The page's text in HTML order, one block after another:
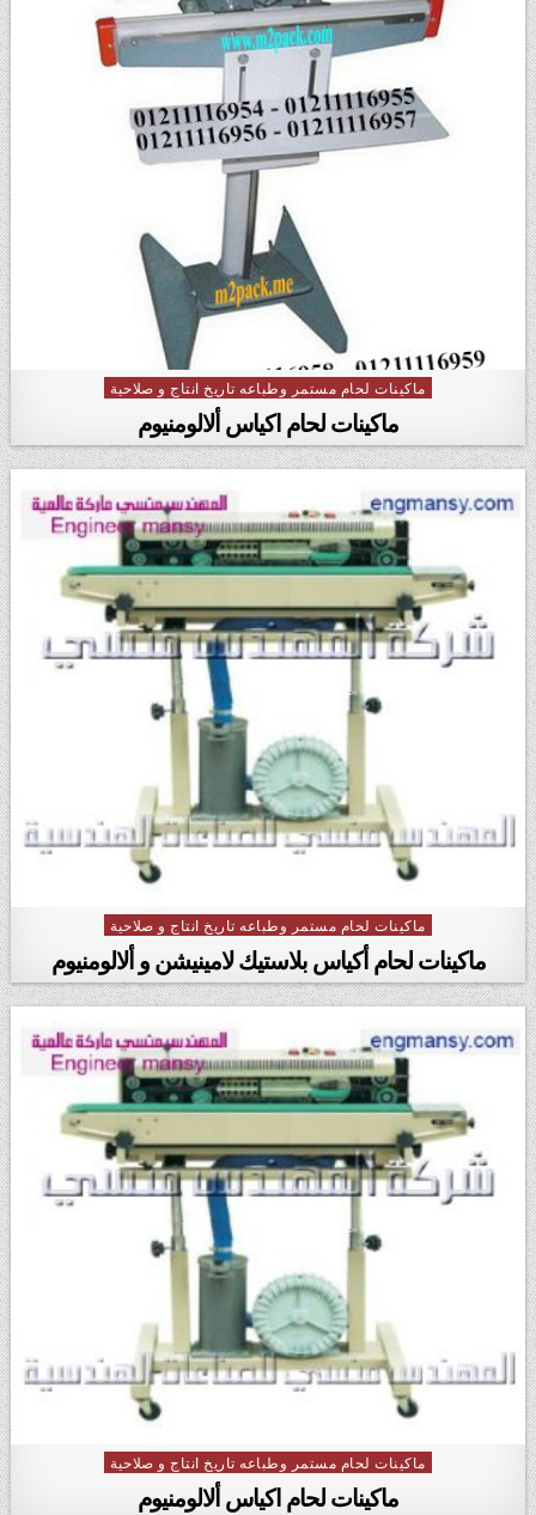
Posted in
ماكينات لحام مستمر وطباعه تاريخ انتاج و صلاحية
ماكينات لحام اكياس ألالومنيوم
Posted in
ماكينات لحام مستمر وطباعه تاريخ انتاج و صلاحية
ماكينات لحام أكياس بلاستيك لامينيشن و ألالومنيوم
Posted in
ماكينات لحام مستمر وطباعه تاريخ انتاج و صلاحية
ماكينات لحام اكياس ألالومنيوم